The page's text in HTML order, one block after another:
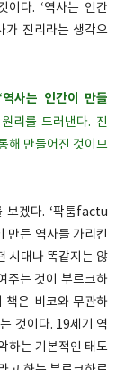
이다. ‘역사는 인간
가 진리라는 생각으
역사는 인간이 만들
리를 드러낸다. 진
해 만들어진 것이므
보겠다. ‘팍툼factu
만든 역사를 가리킨
시대나 똑같지는 않
주는 것이 부르크하
은 비코와 무관하
것이다. 19세기 역
하는 기본적인 태도